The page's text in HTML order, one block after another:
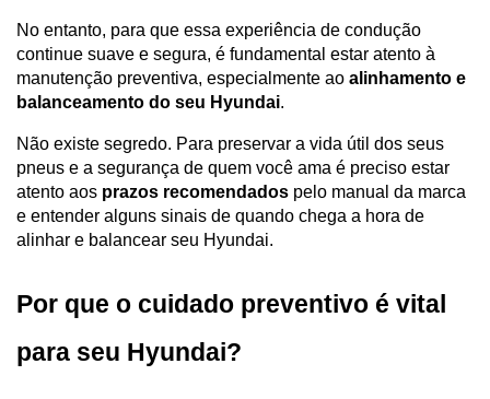
No entanto, para que essa experiência de condução
continue suave e segura, é fundamental estar atento à
manutenção preventiva, especialmente ao alinhamento e
balanceamento do seu Hyundai.
Não existe segredo. Para preservar a vida útil dos seus
pneus e a segurança de quem você ama é preciso estar
atento aos prazos recomendados pelo manual da marca
e entender alguns sinais de quando chega a hora de
alinhar e balancear seu Hyundai.
Por que o cuidado preventivo é vital
para seu Hyundai?